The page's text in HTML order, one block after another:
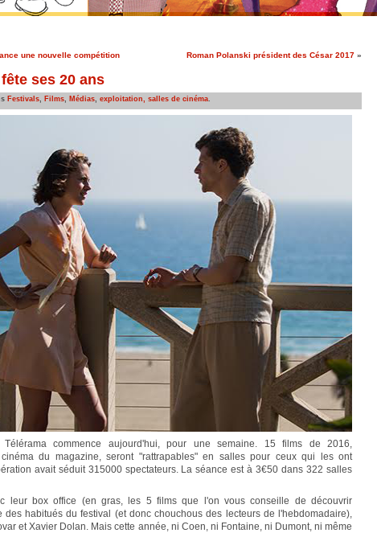
une nouvelle compétition Roman Polanski président des César 2017 »
ses 20 ans
Festivals, Films, Médias, exploitation, salles de cinéma.
commence aujourd'hui, pour une semaine. 15 films de 2016,
du magazine, seront "rattrapables" en salles pour ceux qui les ont
avait séduit 315000 spectateurs. La séance est à 3€50 dans 322 salles
leur box office (en gras, les 5 films que l'on vous conseille de découvrir
des habitués du festival (et donc chouchous des lecteurs de l'hebdomadaire),
et Xavier Dolan. Mais cette année, ni Coen, ni Fontaine, ni Dumont, ni même